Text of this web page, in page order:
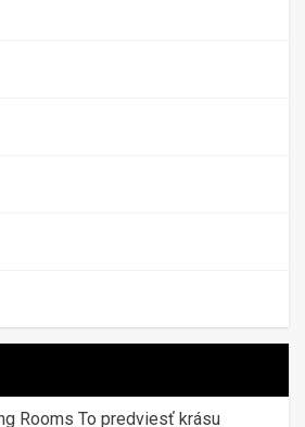
Rooms To predviesť krásu